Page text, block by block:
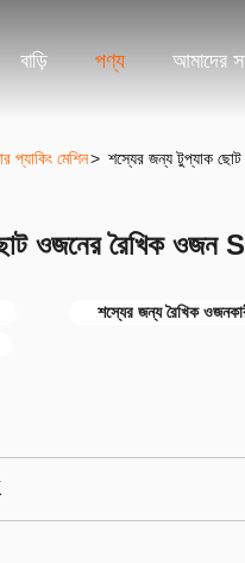
বাড়ি পণ্য আমাদের
প্যাকিং মেশিন> শস্যের জন্য টুপ্যাক
ওজনের রৈখিক
শস্যের জন্য রৈখিক